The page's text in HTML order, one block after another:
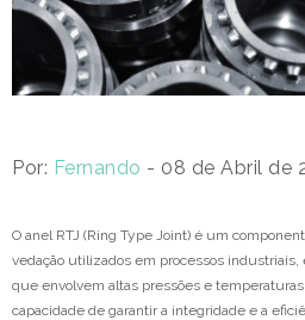
Por: Fernando - 08 de Abril de
O anel RTJ (Ring Type Joint) é um
vedação utilizados em processos
que envolvem altas pressões e
capacidade de garantir a integridade e a